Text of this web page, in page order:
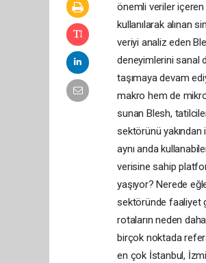
önemli veriler
kullanılarak alınan
veriyi analiz eden
deneyimlerini sanal
taşımaya devam
makro hem de
sunan Blesh,
sektörünü
aynı anda
verisine sahip
yaşıyor? Nerede
sektöründe faaliyet
rotaların neden
birçok noktada
en çok İstanbul,